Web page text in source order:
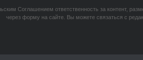
Соглашением ответственность за контент,
через форму на сайте. Вы можете связаться с